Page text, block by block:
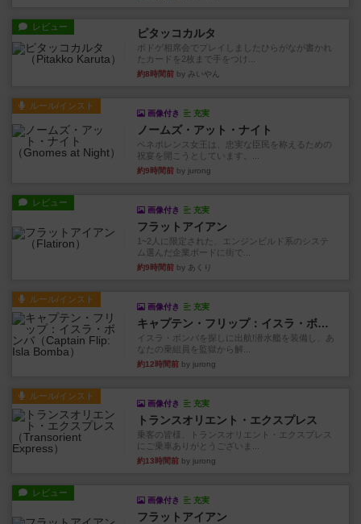
レビュー ピタッコカルタ
ボドゲ相席会でプレイしましたひらがなが書かれ
たカードを2枚まで手をつけ...
約8時間前 by みいやん
ルール/インスト
画像付き 充実
ノームズ・アット・ナイト
ベネボレンス女王は、忠実な臣民を称えるための
祝宴を開こうとしています。...
約9時間前 by jurong
レビュー
画像付き 充実
フラットアイアン
1~2人に限定された、エンジンビルド系のシステ
ム選んだ企業ボードに街で...
約9時間前 by あくり
ルール/インスト
画像付き 充実
キャプテン・フリップ：イスラ・ボンバ
イスラ・ボンバを探しに出航!潜水艦を装備し、あ
なたの乗組員を監獄から解...
約12時間前 by jurong
ルール/インスト
画像付き 充実
トランスオリエント・エクスプレス
乗客の皆様、トランスオリエント・エクスプレス
にご乗車ありがとうございま...
約13時間前 by jurong
レビュー
画像付き 充実
フラットアイアン